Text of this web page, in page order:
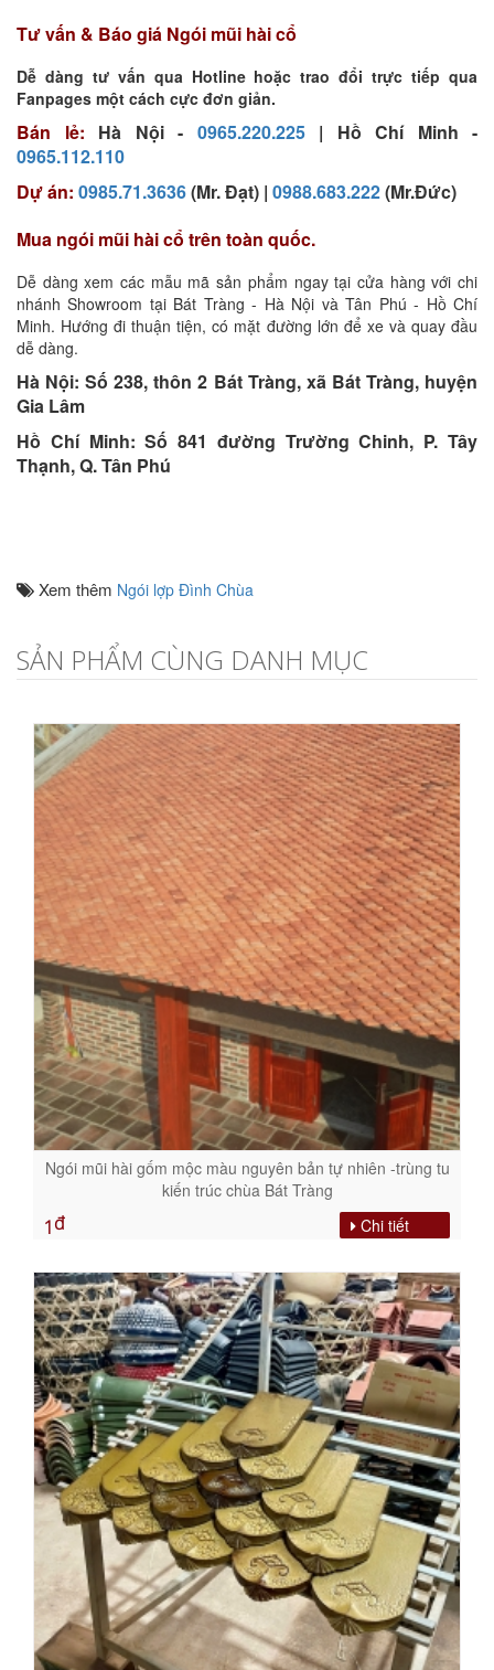
Tư vấn & Báo giá Ngói mũi hài cổ
Dễ dàng tư vấn qua Hotline hoặc trao đổi trực tiếp qua
Fanpages một cách cực đơn giản.
Bán lẻ: Hà Nội - 0965.220.225| Hồ Chí Minh -
0965.112.110
Dự án: 0985.71.3636(Mr. Đạt) | 0988.683.222(Mr.Đức)
Mua ngói mũi hài cổ trên toàn quốc.
Dễ dàng xem các mẫu mã sản phẩm ngay tại cửa hàng với chi
nhánh Showroom tại Bát Tràng - Hà Nội và Tân Phú - Hồ Chí
Minh. Hướng đi thuận tiện, có mặt đường lớn để xe và quay đầu
dễ dàng.
Hà Nội: Số 238, thôn 2 Bát Tràng, xã Bát Tràng, huyện
Gia Lâm
Hồ Chí Minh: Số 841 đường Trường Chinh, P. Tây
Thạnh, Q. Tân Phú
Xem thêm Ngói lợp Đình Chùa
SẢN PHẨM CÙNG DANH MỤC
Ngói mũi hài gốm mộc màu nguyên bản tự nhiên -trùng tu
kiến trúc chùa Bát Tràng
1đ Chi tiết